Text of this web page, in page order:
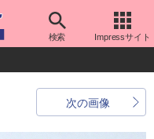
検索 Impressサイト
次の画像